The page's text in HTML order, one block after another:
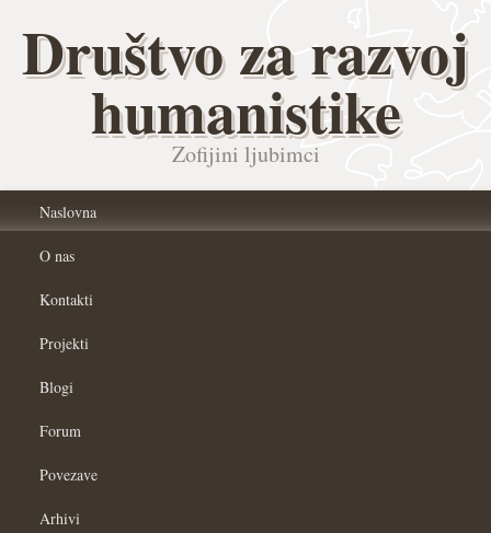
Društvo za razvoj
humanistike
Zofijini ljubimci
Naslovna
O nas
Kontakti
Projekti
Blogi
Forum
Povezave
Arhivi